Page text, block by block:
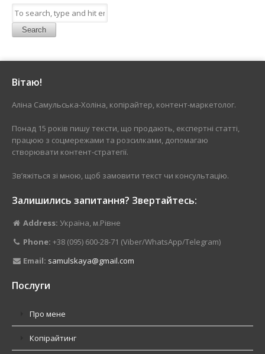
Search
Вітаю!
Аліна Самульська-Холіна, копірайтер, контент-маркетолог.
Понад 15 років пишу тексти, що продають, експертні статті,
працюю з соцмережами та розсилками, допомагаю
створювати контент-стратегії.
Зв’яжіться зі мною, щоб замовити текст чи консультацію.
Залишились запитання? Звертайтесь:
Address: Україна, м.Рівне
Phone: +38 (095) 600-28-71 (Viber/WhatsApp/Telegram)
Email: samulskaya@gmail.com
Послуги
Про мене
Копірайтинг